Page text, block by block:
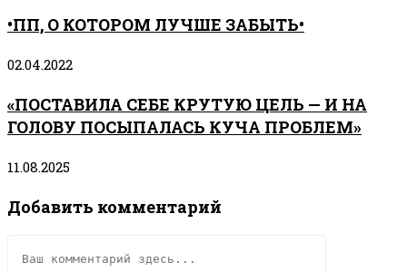
•ПП, О КОТОРОМ ЛУЧШЕ ЗАБЫТЬ•
02.04.2022
«ПОСТАВИЛА СЕБЕ КРУТУЮ ЦЕЛЬ — И НА
ГОЛОВУ ПОСЫПАЛАСЬ КУЧА ПРОБЛЕМ»
11.08.2025
Добавить комментарий